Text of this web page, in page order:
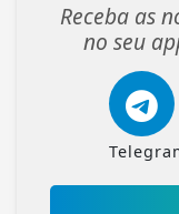
Receba as
no seu